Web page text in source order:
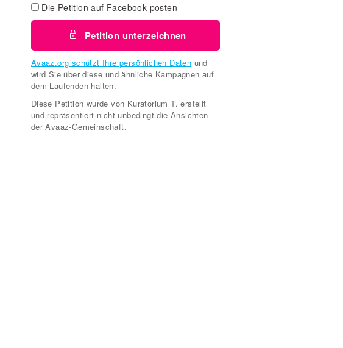
Die Petition auf Facebook posten
Petition unterzeichnen
Avaaz.org schützt Ihre persönlichen Daten und
wird Sie über diese und ähnliche Kampagnen auf
dem Laufenden halten.
Diese Petition wurde von Kuratorium T. erstellt
und repräsentiert nicht unbedingt die Ansichten
der Avaaz-Gemeinschaft.